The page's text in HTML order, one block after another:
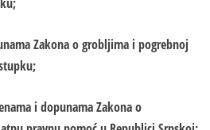
Zakona o grobljima i pogrebnoj
i dopunama Zakona o